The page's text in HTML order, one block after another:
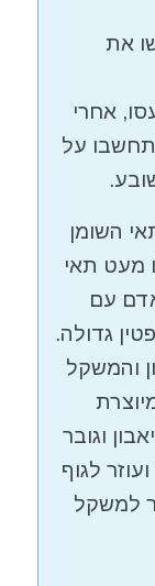
את
אחרי
תחשבו על
השומן
מעט תאי
עם
גדולה.
והמשקל
וגובר
לגוף
למשקל